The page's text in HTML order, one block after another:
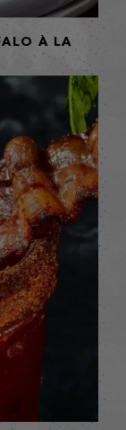
À LA